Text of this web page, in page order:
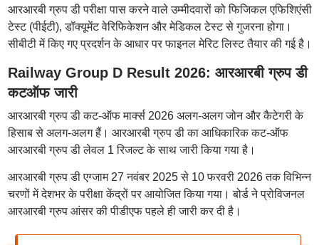
आरआरबी ग्रुप डी परीक्षा पास करने वाले उम्मीदवारों को फिजिकल एफिशिएंसी
टेस्ट (पीईटी), डॉक्यूमेंट वेरिफिकेशन और मेडिकल टेस्ट से गुजरना होगा।
सीबीटी में किए गए प्रदर्शन के आधार पर फाइनल मेरिट लिस्ट तैयार की गई है।
Railway Group D Result 2026: आरआरबी ग्रुप डी
कटऑफ जारी
आरआरबी ग्रुप डी कट-ऑफ मार्क्स 2026 अलग-अलग जोन और कैटेगरी के
हिसाब से अलग-अलग हैं। आरआरबी ग्रुप डी का आधिकारिक कट-ऑफ
आरआरबी ग्रुप डी लेवल 1 रिजल्ट के साथ जारी किया गया है।
आरआरबी ग्रुप डी एग्जाम 27 नवंबर 2025 से 10 फरवरी 2026 तक विभिन्न
चरणों में देशभर के परीक्षा केंद्रों पर आयोजित किया गया। बोर्ड ने प्रोविजनल
आरआरबी ग्रुप आंसर की पीडीएफ पहले ही जारी कर दी है।